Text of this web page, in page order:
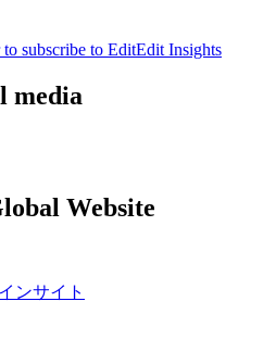
subscribe to EditEdit Insights
media
Website
ンサイト